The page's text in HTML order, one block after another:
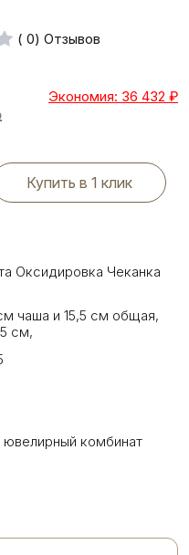
( 0) Отзывов
Экономия: 36 432 ₽
Купить в 1 клик
Оксидировка Чеканка
чаша и 15,5 см общая,
см,
ювелирный комбинат